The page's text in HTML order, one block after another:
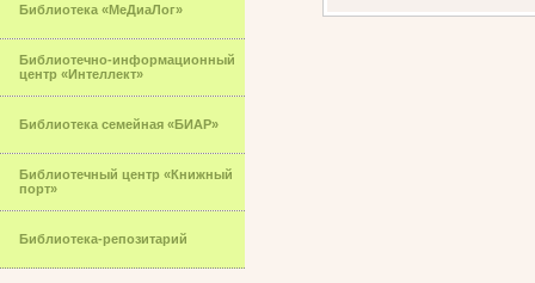
Библиотека «МеДиаЛог»
Библиотечно-информационный
центр «Интеллект»
Библиотека семейная «БИАР»
Библиотечный центр «Книжный
порт»
Библиотека-репозитарий